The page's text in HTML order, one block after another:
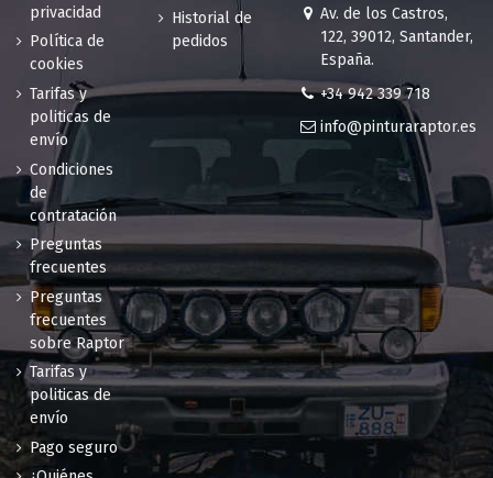
privacidad
Política de
cookies
Tarifas y
politicas de
envío
Condiciones
de
contratación
Preguntas
frecuentes
Preguntas
frecuentes
sobre Raptor
Tarifas y
politicas de
envío
Pago seguro
Historial de
pedidos
Av. de los Castros,
122, 39012, Santander,
España.
+34 942 339 718
info@pinturaraptor.es